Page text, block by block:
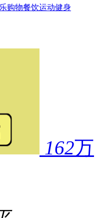
购物餐饮运动健身
162万